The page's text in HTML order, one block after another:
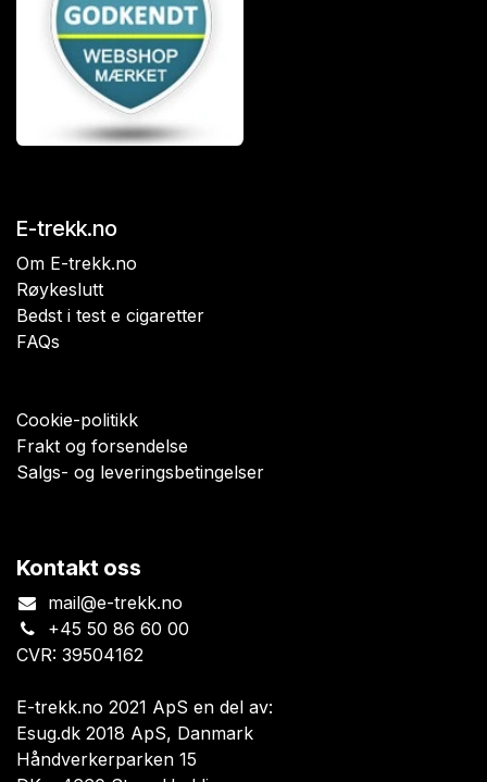
E-trekk.no
Om E-trekk.no
Røykeslutt
Bedst i test e cigaretter
FAQs
Cookie-politikk
Frakt og forsendelse
Salgs- og leveringsbetingelser
Kontakt oss
mail@e-trekk.no
+45 50 86 60 00
CVR: 39504162
E-trekk.no 2021 ApS en del av:
Esug.dk 2018 ApS, Danmark
Håndverkerparken 15